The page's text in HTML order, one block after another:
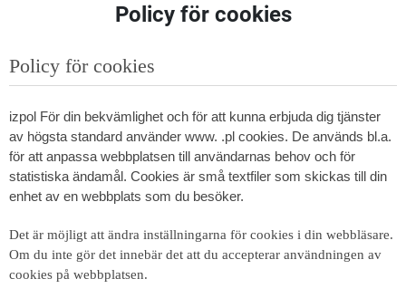
Policy för cookies
Policy för cookies
izpol För din bekvämlighet och för att kunna erbjuda dig tjänster
av högsta standard använder www. .pl cookies. De används bl.a.
för att anpassa webbplatsen till användarnas behov och för
statistiska ändamål. Cookies är små textfiler som skickas till din
enhet av en webbplats som du besöker.
Det är möjligt att ändra inställningarna för cookies i din webbläsare.
Om du inte gör det innebär det att du accepterar användningen av
cookies på webbplatsen.